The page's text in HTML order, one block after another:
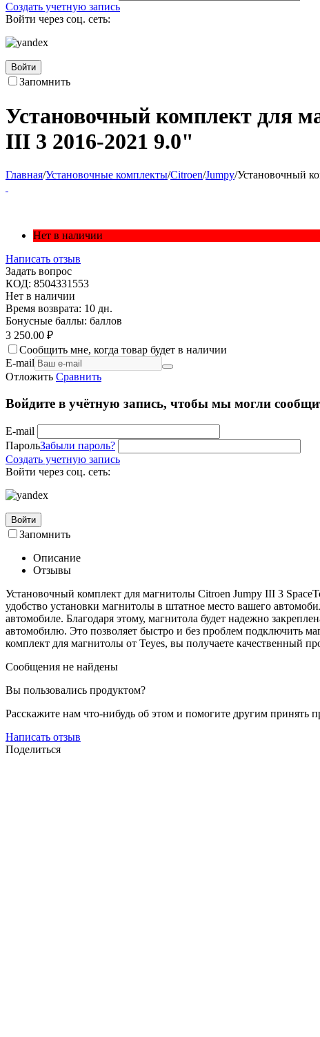
Создать учетную запись
Войти через соц. сеть:
Войти
Запомнить
Установочный комплект для
III 3 2016-2021 9.0"
Главная/Установочные комплекты/Citroen/Jumpy/Установочный
Нет в наличии
Написать отзыв
Задать вопрос
КОД: 8504331553
Нет в наличии
Время возврата: 10 дн.
Бонусные баллы: баллов
3 250.00 ₽
Сообщить мне, когда товар будет в наличии
E-mail
Отложить Сравнить
Войдите в учётную запись, чтобы мы могли
E-mail
ПарольЗабыли пароль?
Создать учетную запись
Войти через соц. сеть:
Войти
Запомнить
Описание
Отзывы
Установочный комплект для магнитолы Citroen Jumpy III 3
удобство установки магнитолы в штатное место вашего
автомобиле. Благодаря этому, магнитола будет надежно
автомобилю. Это позволяет быстро и без проблем подключить
комплект для магнитолы от Teyes, вы получаете качественный
Сообщения не найдены
Вы пользовались продуктом?
Расскажите нам что-нибудь об этом и помогите другим принять
Написать отзыв
Поделиться